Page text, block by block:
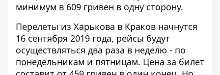
минимум в 609 гривен в одну сторону.
Перелеты из Харькова в Краков начнутся
16 сентября 2019 года, рейсы будут
осуществляться два раза в неделю - по
понедельникам и пятницам. Цена за билет